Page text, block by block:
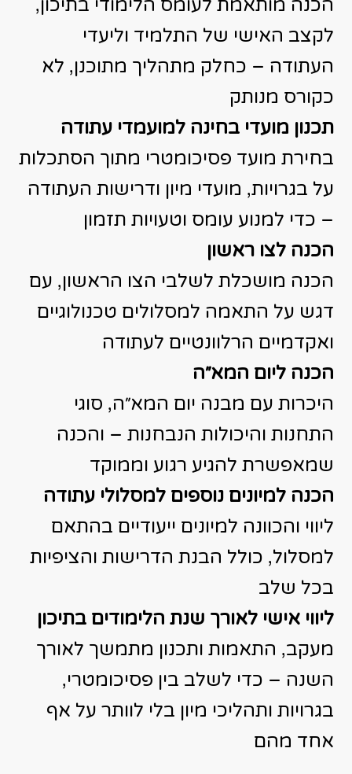
הכנה מותאמת לעומס הלימודי בתיכון,
לקצב האישי של התלמיד וליעדי
העתודה – כחלק מתהליך מתוכנן, לא
כקורס מנותק
תכנון מועדי בחינה למועמדי עתודה
בחירת מועד פסיכומטרי מתוך הסתכלות
על בגרויות, מועדי מיון ודרישות העתודה
– כדי למנוע עומס וטעויות תזמון
הכנה לצו ראשון
הכנה מושכלת לשלבי הצו הראשון, עם
דגש על התאמה למסלולים טכנולוגיים
ואקדמיים הרלוונטיים לעתודה
הכנה ליום המא״ה
היכרות עם מבנה יום המא״ה, סוגי
התחנות והיכולות הנבחנות – והכנה
שמאפשרת להגיע רגוע וממוקד
הכנה למיונים נוספים למסלולי עתודה
ליווי והכוונה למיונים ייעודיים בהתאם
למסלול, כולל הבנת הדרישות והציפיות
בכל שלב
ליווי אישי לאורך שנת הלימודים בתיכון
מעקב, התאמות ותכנון מתמשך לאורך
השנה – כדי לשלב בין פסיכומטרי,
בגרויות ותהליכי מיון בלי לוותר על אף
אחד מהם